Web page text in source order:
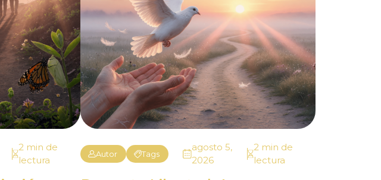
2 min de
lectura
Autor Tags
agosto 5,
2026
2 min de
lectura